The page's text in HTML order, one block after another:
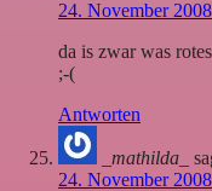
24. November
da is zwar was
;-(
Antworten
_mathilda_
24. November